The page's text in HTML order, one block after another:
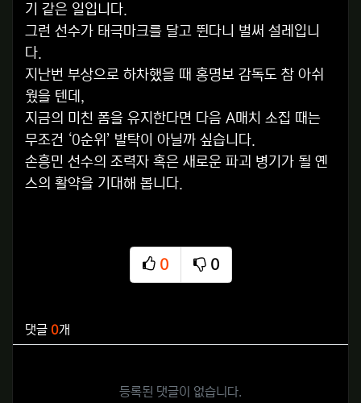
기 같은 일입니다.
그런 선수가 태극마크를 달고 뛴다니 벌써 설레입니
다.
지난번 부상으로 하차했을 때 홍명보 감독도 참 아쉬
웠을 텐데,
지금의 미친 폼을 유지한다면 다음 A매치 소집 때는
무조건 ‘0순위’ 발탁이 아닐까 싶습니다.
손흥민 선수의 조력자 혹은 새로운 파괴 병기가 될 옌
스의 활약을 기대해 봅니다.
0
추천
0
비추천
댓글 0개
등록된 댓글이 없습니다.